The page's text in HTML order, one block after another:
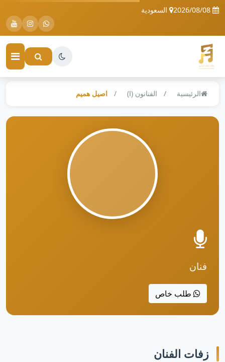
السعودية
الرئيسية الفنانون (ا) اصيل هميم
فنان
طلب خاص
زفات الفنان